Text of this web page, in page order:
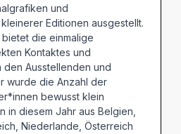
und
Editionen ausgestellt.
bietet die einmalige
Kontaktes und
den Ausstellenden und
wurde die Anzahl der
bewusst klein
in diesem Jahr aus Belgien,
Niederlande, Österreich